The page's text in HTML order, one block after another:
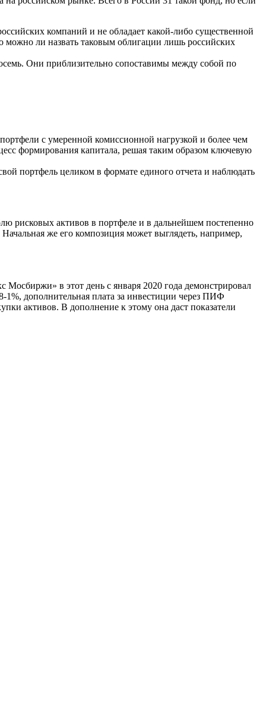
компаний и не обладает какой-либо существенной
можно ли назвать таковым облигации лишь российских
Они приблизительно сопоставимы между собой по
с умеренной комиссионной нагрузкой и более чем
формирования капитала, решая таким образом ключевую
портфель целиком в формате единого отчета и наблюдать
рисковых активов в портфеле и в дальнейшем постепенно
же его композиция может выглядеть, например,
в этот день с января 2020 года демонстрировал
1%, дополнительная плата за инвестиции через ПИФ
активов. В дополнение к этому она даст показатели